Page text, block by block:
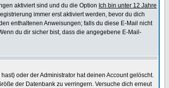
aktiviert sind und du die Option Ich bin unter 12 Jahre
immer erst aktiviert werden, bevor du dich
enthaltenen Anweisungen; falls du diese E-Mail nicht
du dir sicher bist, dass die angegebene E-Mail-
oder der Administrator hat deinen Account gelöscht.
der Datenbank zu verringern. Versuche dich erneut